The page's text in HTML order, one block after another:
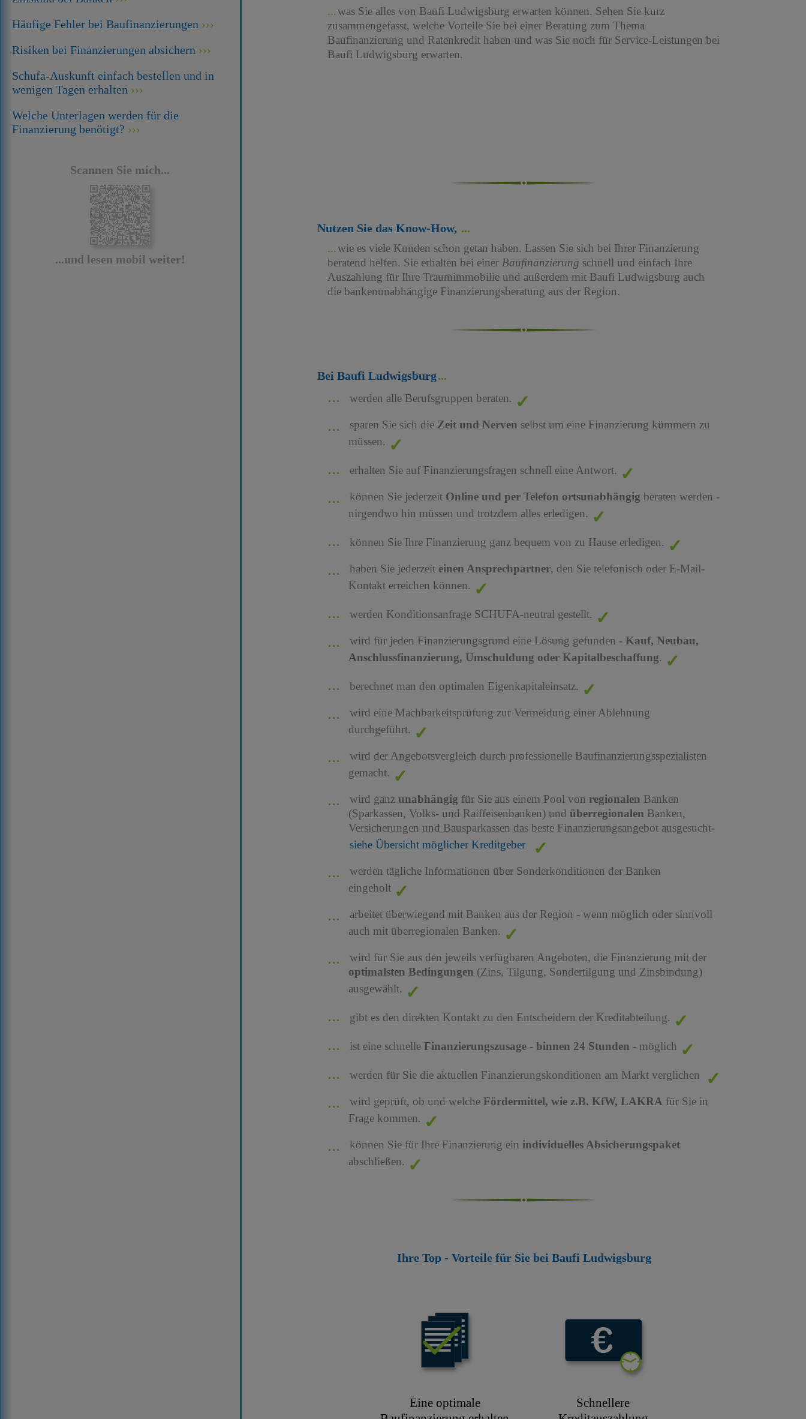
Häufige Fehler bei Baufinanzierungen
Risiken bei Finanzierungen absichern
Schufa-Auskunft einfach bestellen und in
wenigen Tagen erhalten
Welche Unterlagen werden für die
Finanzierung benötigt?
Scannen Sie mich...
...und lesen mobil weiter!
was Sie alles von Baufi Ludwigsburg erwarten können. Sehen Sie kurz
zusammengefasst, welche Vorteile Sie bei einer Beratung zum Thema
Baufinanzierung und Ratenkredit haben und was Sie noch für Service-Leistungen bei
Baufi Ludwigsburg erwarten.
Nutzen Sie das Know-How,
wie es viele Kunden schon getan haben. Lassen Sie sich bei Ihrer Finanzierung
beratend helfen. Sie erhalten bei einerBaufinanzierung schnell und einfach Ihre
Auszahlung für Ihre Traumimmobilie und außerdem mit Baufi Ludwigsburg auch
die bankenunabhängige Finanzierungsberatung aus der Region.
Bei Baufi Ludwigsburg
werden alle Berufsgruppen beraten.
sparen Sie sich die Zeit und Nerven selbst um eine Finanzierung kümmern zu
müssen.
erhalten Sie auf Finanzierungsfragen schnell eine Antwort.
können Sie jederzeit Online und per Telefon ortsunabhängig beraten werden -
nirgendwo hin müssen und trotzdem alles erledigen.
können Sie Ihre Finanzierung ganz bequem von zu Hause erledigen.
haben Sie jederzeit einen Ansprechpartner, den Sie telefonisch oder E-Mail-
Kontakt erreichen können.
werden Konditionsanfrage SCHUFA-neutral gestellt.
wird für jeden Finanzierungsgrund eine Lösung gefunden - Kauf, Neubau,
Anschlussfinanzierung, Umschuldung oder Kapitalbeschaffung.
berechnet man den optimalen Eigenkapitaleinsatz.
wird eine Machbarkeitsprüfung zur Vermeidung einer Ablehnung
durchgeführt.
wird der Angebotsvergleich durch professionelle Baufinanzierungsspezialisten
gemacht.
wird ganz unabhängig für Sie aus einem Pool von regionalen Banken
(Sparkassen, Volks- und Raiffeisenbanken) und überregionalen Banken,
Versicherungen und Bausparkassen das beste Finanzierungsangebot ausgesucht-
siehe Übersicht möglicher Kreditgeber
werden tägliche Informationen über Sonderkonditionen der Banken
eingeholt
arbeitet überwiegend mit Banken aus der Region - wenn möglich oder sinnvoll
auch mit überregionalen Banken.
wird für Sie aus den jeweils verfügbaren Angeboten, die Finanzierung mit der
optimalsten Bedingungen (Zins, Tilgung, Sondertilgung und Zinsbindung)
ausgewählt.
gibt es den direkten Kontakt zu den Entscheidern der Kreditabteilung.
ist eine schnelle Finanzierungszusage- binnen 24 Stunden - möglich
werden für Sie die aktuellen Finanzierungskonditionen am Markt verglichen
wird geprüft, ob und welche Fördermittel, wie z.B. KfW, LAKRA für Sie in
Frage kommen.
können Sie für Ihre Finanzierung ein individuelles Absicherungspaket
abschließen.
Ihre Top - Vorteile für Sie bei Baufi Ludwigsburg
Eine optimale
Schnellere